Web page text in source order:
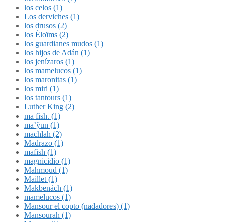
los celos (1)
Los derviches (1)
los drusos (2)
los Éloïms (2)
los guardianes mudos (1)
los hijos de Adán (1)
los jenízaros (1)
los mamelucos (1)
los maronitas (1)
los miri (1)
los tantours (1)
Luther King (2)
ma fish. (1)
ma’ŷūn (1)
machlah (2)
Madrazo (1)
mafish (1)
magnicidio (1)
Mahmoud (1)
Maillet (1)
Makbenách (1)
mamelucos (1)
Mansour el copto (nadadores) (1)
Mansourah (1)